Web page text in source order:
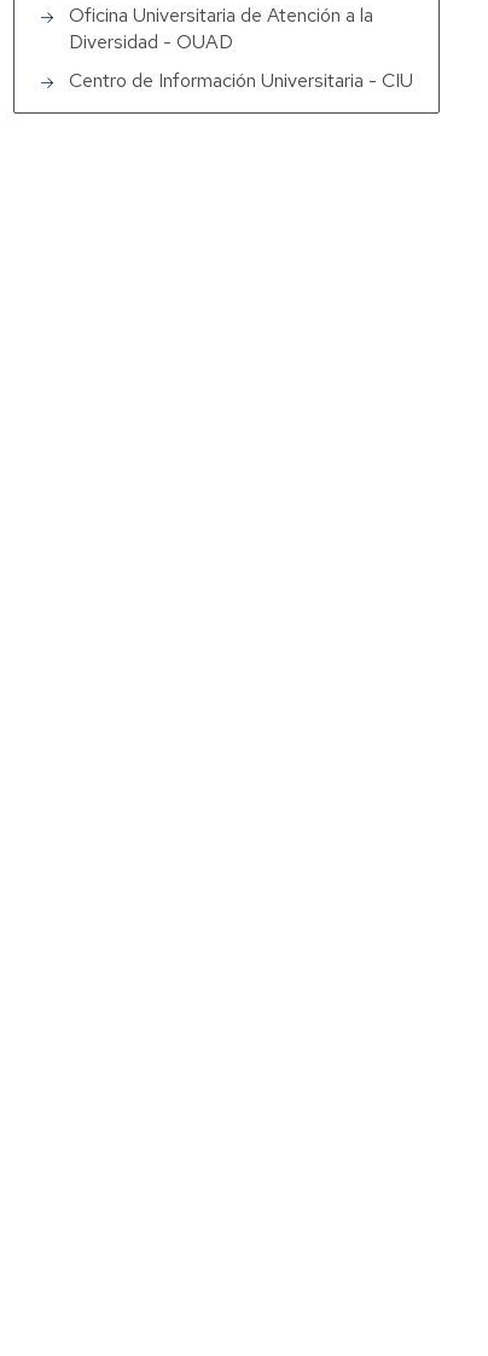
Oficina Universitaria de Atención a la
Diversidad - OUAD
Centro de Información Universitaria - CIU